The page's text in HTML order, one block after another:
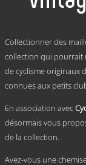
Collectionner des
collection qui pourrait
de cyclisme originaux
connues aux petits
En association avec
désormais vous
de la collection.
Avez-vous une